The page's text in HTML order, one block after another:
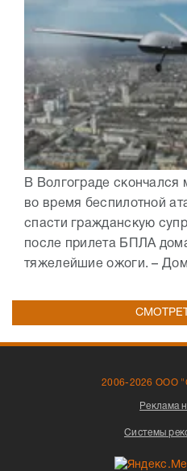
В Волгограде
во время беспилотной
спасти гражданскую
после прилета БПЛА
тяжелейшие ожоги. –
2006-2026 ООО
Реклама
Системы